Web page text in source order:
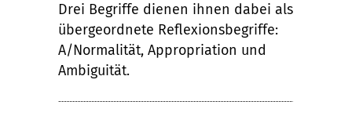
Drei Begriffe dienen ihnen dabei als
übergeordnete Reflexionsbegriffe:
A/Normalität, Appropriation und
Ambiguität.